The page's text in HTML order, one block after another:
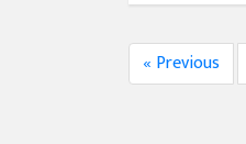
« Previous